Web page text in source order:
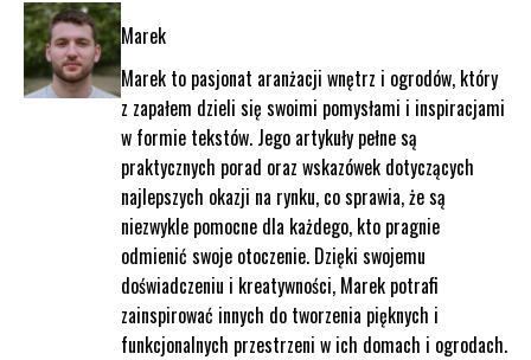
Marek
Marek to pasjonat aranżacji wnętrz i ogrodów, który
z zapałem dzieli się swoimi pomysłami i inspiracjami
w formie tekstów. Jego artykuły pełne są
praktycznych porad oraz wskazówek dotyczących
najlepszych okazji na rynku, co sprawia, że są
niezwykle pomocne dla każdego, kto pragnie
odmienić swoje otoczenie. Dzięki swojemu
doświadczeniu i kreatywności, Marek potrafi
zainspirować innych do tworzenia pięknych i
funkcjonalnych przestrzeni w ich domach i ogrodach.